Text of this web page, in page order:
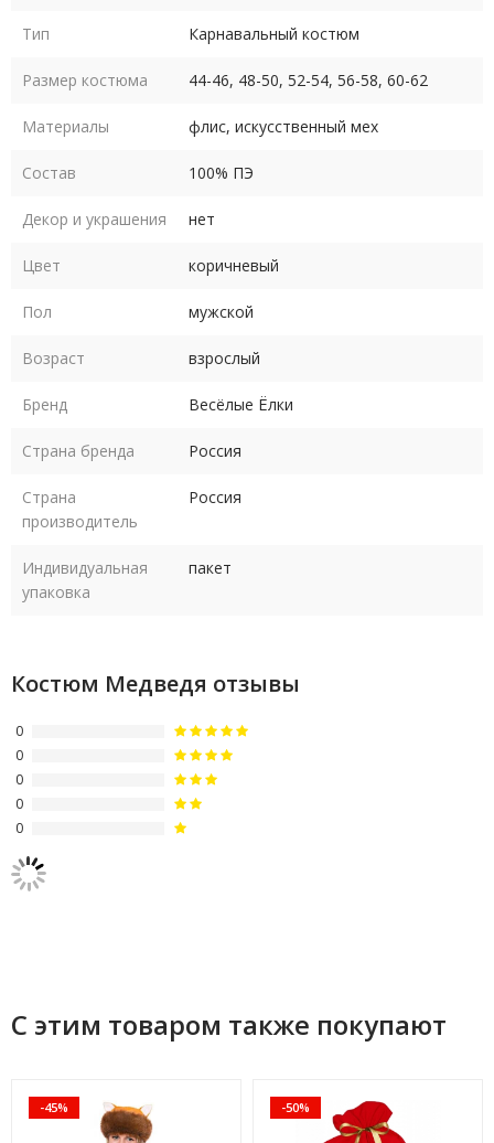
Тип Карнавальный костюм
Размер костюма 44-46, 48-50, 52-54, 56-58, 60-62
Материалы флис, искусственный мех
Состав 100% ПЭ
Декор и украшения нет
Цвет коричневый
Пол мужской
Возраст взрослый
Бренд Весёлые Ёлки
Страна бренда Россия
Страна
производитель
Россия
Индивидуальная
упаковка
пакет
Костюм Медведя отзывы
0
0
0
0
0
С этим товаром также покупают
-45% -50%